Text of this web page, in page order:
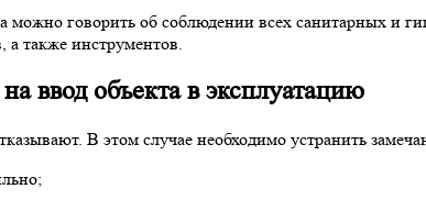
можно говорить об соблюдении всех санитарных и
также инструментов.
наввод объекта в эксплуатацию
В этом случае необходимо устранить